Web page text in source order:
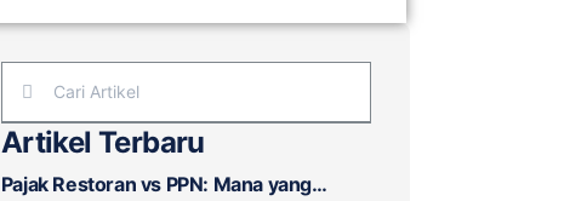
Artikel Terbaru
Pajak Restoran vs PPN: Mana yang